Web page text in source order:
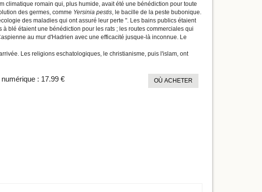
climatique romain qui, plus humide, avait été une bénédiction pour toute
des germes, comme Yersinia pestis, le bacille de la peste bubonique.
des maladies qui ont assuré leur perte ". Les bains publics étaient
blé étaient une bénédiction pour les rats ; les routes commerciales qui
au mur d'Hadrien avec une efficacité jusque-là inconnue. Le
Les religions eschatologiques, le christianisme, puis l'islam, ont
: 17.99 € OÙ ACHETER